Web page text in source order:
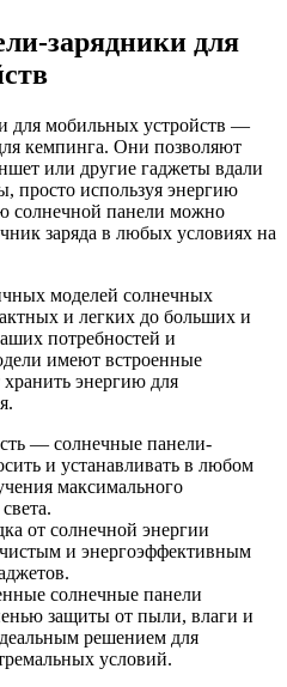
зарядники для
для мобильных устройств —
кемпинга. Они позволяют
или другие гаджеты вдали
просто используя энергию
солнечной панели можно
заряда в любых условиях на
моделей солнечных
и легких до больших и
потребностей и
имеют встроенные
хранить энергию для
— солнечные панели-
и устанавливать в любом
максимального
от солнечной энергии
чистым и энергоэффективным
солнечные панели
защиты от пыли, влаги и
решением для
условий.